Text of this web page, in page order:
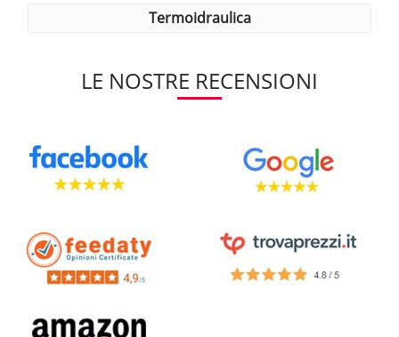
termoidraulica
LE NOSTRE RECENSIONI